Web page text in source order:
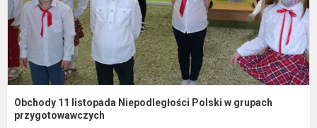
Obchody 11 listopada Niepodległości Polski w grupach
przygotowawczych